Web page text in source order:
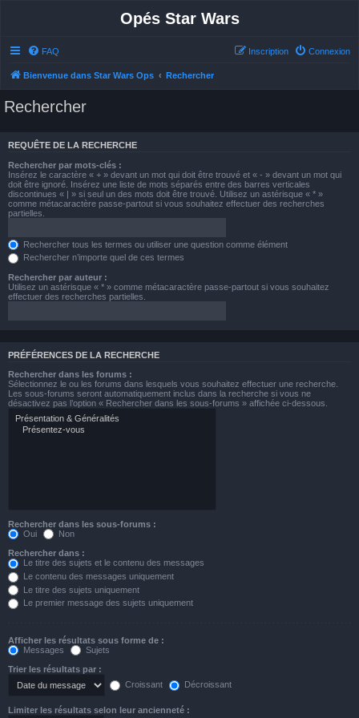
Opés Star Wars
FAQ Connexion
Inscription
Bienvenue dans Star Wars Ops Rechercher
Rechercher
REQUÊTE DE LA RECHERCHE
Rechercher par mots-clés :
Insérez le caractère « + » devant un mot qui doit être trouvé et « - » devant un mot qui
doit être ignoré. Insérez une liste de mots séparés entre des barres verticales
discontinues « | » si seul un des mots doit être trouvé. Utilisez un astérisque « * »
comme métacaractère passe-partout si vous souhaitez effectuer des recherches
partielles.
Rechercher tous les termes ou utiliser une question comme élément
Rechercher n’importe quel de ces termes
Rechercher par auteur :
Utilisez un astérisque « * » comme métacaractère passe-partout si vous souhaitez
effectuer des recherches partielles.
PRÉFÉRENCES DE LA RECHERCHE
Rechercher dans les forums :
Sélectionnez le ou les forums dans lesquels vous souhaitez effectuer une recherche.
Les sous-forums seront automatiquement inclus dans la recherche si vous ne
désactivez pas l’option « Rechercher dans les sous-forums » affichée ci-dessous.
Rechercher dans les sous-forums :
Oui
Non
Rechercher dans :
Le titre des sujets et le contenu des messages
Le contenu des messages uniquement
Le titre des sujets uniquement
Le premier message des sujets uniquement
Afficher les résultats sous forme de :
Messages
Sujets
Trier les résultats par :
Croissant
Décroissant
Limiter les résultats selon leur ancienneté :